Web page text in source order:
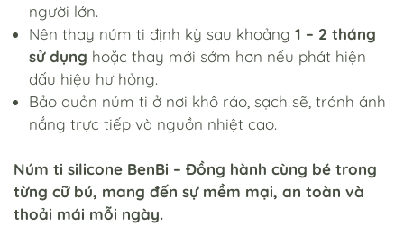
người lớn.
Nên thay núm ti định kỳ sau khoảng 1 – 2 tháng
sử dụng hoặc thay mới sớm hơn nếu phát hiện
dấu hiệu hư hỏng.
Bảo quản núm ti ở nơi khô ráo, sạch sẽ, tránh ánh
nắng trực tiếp và nguồn nhiệt cao.
Núm ti silicone BenBi – Đồng hành cùng bé trong
từng cữ bú, mang đến sự mềm mại, an toàn và
thoải mái mỗi ngày.